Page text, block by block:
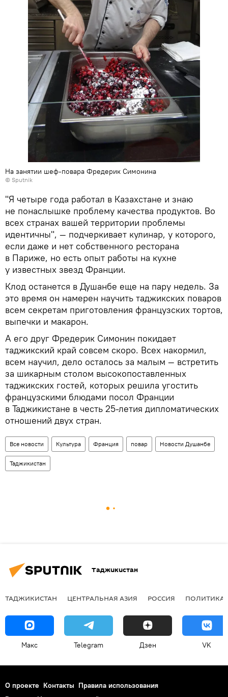
На занятии шеф-повара Фредерик Симонина
© Sputnik
"Я четыре года работал в Казахстане и знаю
не понаслышке проблему качества продуктов. Во
всех странах вашей территории проблемы
идентичны", — подчеркивает кулинар, у которого,
если даже и нет собственного ресторана
в Париже, но есть опыт работы на кухне
у известных звезд Франции.
Клод останется в Душанбе еще на пару недель. За
это время он намерен научить таджикских поваров
всем секретам приготовления французских тортов,
выпечки и макарон.
А его друг Фредерик Симонин покидает
таджикский край совсем скоро. Всех накормил,
всем научил, дело осталось за малым — встретить
за шикарным столом высокопоставленных
таджикских гостей, которых решила угостить
французскими блюдами посол Франции
в Таджикистане в честь 25-летия дипломатических
отношений двух стран.
Все новости Культура Франция повар Новости Душанбе
Таджикистан
Таджикистан
ТАДЖИКИСТАН ЦЕНТРАЛЬНАЯ АЗИЯ РОССИЯ ПОЛИТИКА
Макс Telegram Дзен VK
О проекте Контакты Правила использования